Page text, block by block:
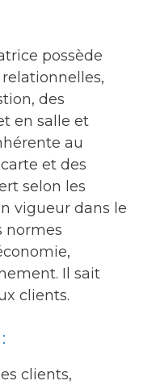
possède
des
en salle et
au
et des
selon les
vigueur dans le
normes
Il sait
clients.
clients,